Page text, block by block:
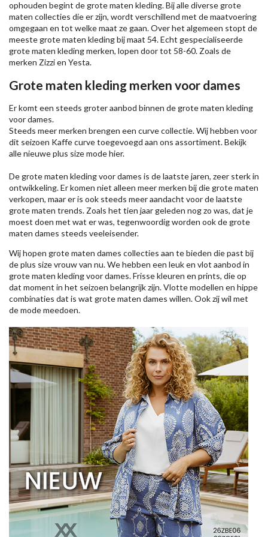
ophouden begint de grote maten kleding. Bij alle diverse grote
maten collecties die er zijn, wordt verschillend met de maatvoering
omgegaan en tot welke maat ze gaan. Over het algemeen stopt de
meeste grote maten kleding bij maat 54. Echt gespecialiseerde
grote maten kleding merken, lopen door tot 58-60. Zoals de
merken Zizzien Yesta.
Grote maten kleding merken voor dames
Er komt een steeds groter aanbod binnen de grote maten kleding
voor dames.
Steeds meer merken brengen een curve collectie. Wij hebben voor
dit seizoen Kaffecurve toegevoegd aan ons assortiment. Bekijk
alle nieuweplus size modehier.
De grote maten kleding voor dames is de laatste jaren, zeer sterk in
ontwikkeling. Er komen niet alleen meer merken bij die grote maten
verkopen, maar er is ook steeds meer aandacht voor de laatste
grote maten trends. Zoals het tien jaar geleden nog zo was, dat je
moest doen met wat er was, tegenwoordig worden ook de grote
maten dames steeds veeleisender.
Wij hopen grote maten dames collecties aan te bieden die past bij
de plus size vrouw van nu. We hebben een leuk en vlot aanbod in
grote maten kleding voor dames. Frisse kleuren en prints, die op
dat moment in het seizoen belangrijk zijn. Vlotte modellen en hippe
combinaties dat is wat grote maten dames willen. Ook zij wil met
de mode meedoen.